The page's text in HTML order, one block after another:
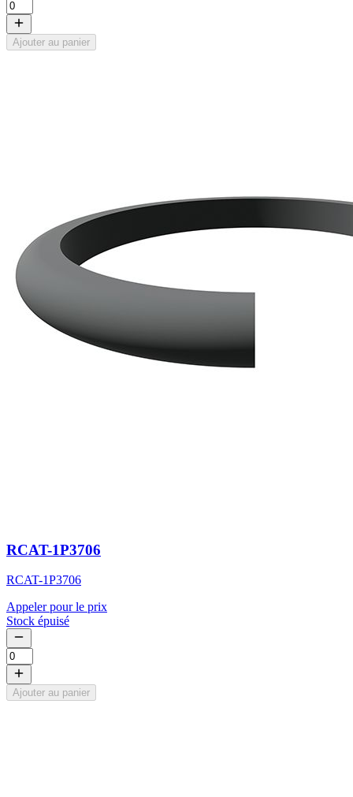
Ajouter au panier
RCAT-1P3706
RCAT-1P3706
Appeler pour le prix
Stock épuisé
Ajouter au panier